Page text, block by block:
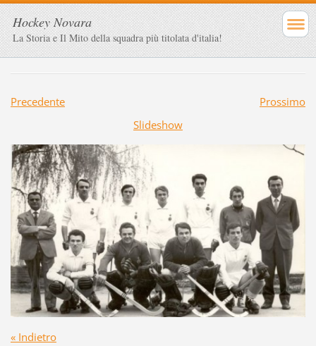
Hockey Novara
La Storia e Il Mito della squadra più titolata d'italia!
Precedente
Prossimo
Slideshow
« Indietro